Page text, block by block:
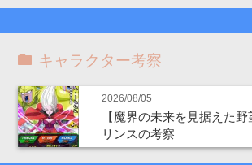
キャラクター考察
2026/08/05
【魔界の未来を見据えた
リンスの考察